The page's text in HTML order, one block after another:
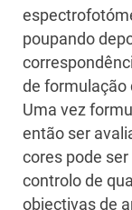
poupando
de formulação
Uma vez
então ser
cores pode
controlo de
objectivas de